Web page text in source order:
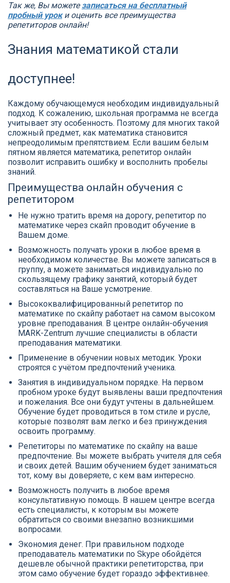
Так же, Вы можетезаписаться на бесплатный
пробный уроки оценить все преимущества
репетиторов онлайн!
Знания математикой стали
доступнее!
Каждому обучающемуся необходим индивидуальный
подход. К сожалению, школьная программа не всегда
учитывает эту особенность. Поэтому для многих такой
сложный предмет, как математика становится
непреодолимым препятствием. Если вашим белым
пятном является математика, репетитор онлайн
позволит исправить ошибку и восполнить пробелы
знаний.
Преимущества онлайн обучения с
репетитором
Не нужно тратить время на дорогу, репетитор по
математике через скайп проводит обучение в
Вашем доме.
Возможность получать уроки в любое время в
необходимом количестве. Вы можете записаться в
группу, а можете заниматься индивидуально по
скользящему графику занятий, который будет
составляться на Ваше усмотрение.
Высококвалифицированный репетитор по
математике по скайпу работает на самом высоком
уровне преподавания. В центре онлайн-обучения
MARK-Zentrum лучшие специалисты в области
преподавания математики.
Применение в обучении новых методик. Уроки
строятся с учётом предпочтений ученика.
Занятия в индивидуальном порядке. На первом
пробном уроке будут выявлены ваши предпочтения
и пожелания. Все они будут учтены в дальнейшем.
Обучение будет проводиться в том стиле и русле,
которые позволят вам легко и без принуждения
освоить программу.
Репетиторы по математике по скайпу на ваше
предпочтение. Вы можете выбрать учителя для себя
и своих детей. Вашим обучением будет заниматься
тот, кому вы доверяете, с кем вам интересно.
Возможность получить в любое время
консультативную помощь. В нашем центре всегда
есть специалисты, к которым вы можете
обратиться со своими внезапно возникшими
вопросами.
Экономия денег. При правильном подходе
преподаватель математики по Skype обойдётся
дешевле обычной практики репетиторства, при
этом само обучение будет гораздо эффективнее.